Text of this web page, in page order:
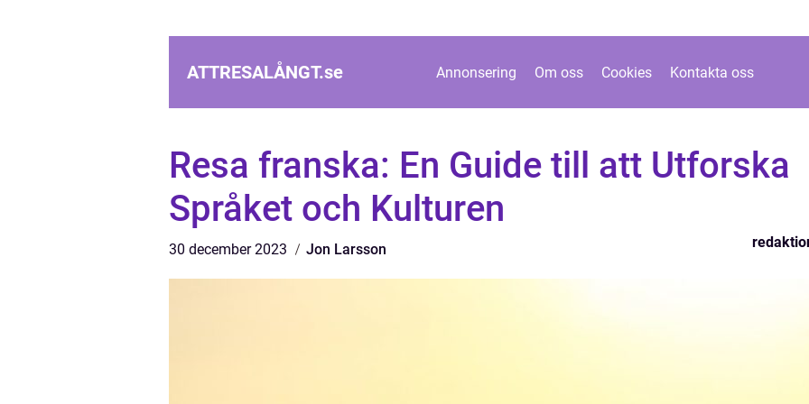
ATTRESALÅNGT.se Annonsering Om oss Cookies Kontakta oss
Resa franska: En Guide till att Utforska
Språket och Kulturen
30 december 2023 Jon Larsson